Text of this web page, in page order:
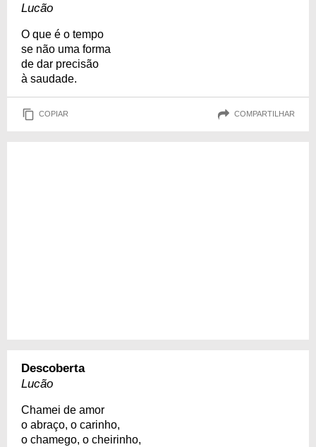
Lucão
O que é o tempo
se não uma forma
de dar precisão
à saudade.
COPIAR COMPARTILHAR
Descoberta
Lucão
Chamei de amor
o abraço, o carinho,
o chamego, o cheirinho,